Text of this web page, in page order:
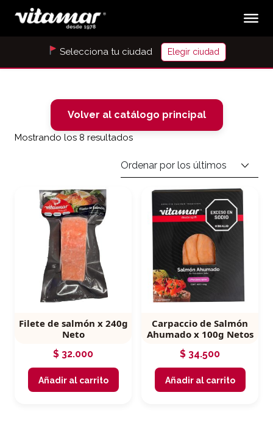
Selecciona tu ciudad Elegir ciudad
Volver al catálogo principal
Mostrando los 8 resultadosOrdenado por los últimos
Filete de salmón x 240g
Neto
$ 32.000
Añadir al carrito
Carpaccio de Salmón
Ahumado x 100g Netos
$ 34.500
Añadir al carrito